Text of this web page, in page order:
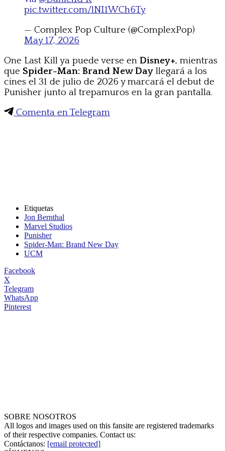
pic.twitter.com/lNI1WCh6Ty
— Complex Pop Culture (@ComplexPop)
May 17, 2026
One Last Kill ya puede verse en Disney+, mientras
que Spider-Man: Brand New Day llegará a los
cines el 31 de julio de 2026 y marcará el debut de
Punisher junto al trepamuros en la gran pantalla.
Comenta en Telegram
Etiquetas
Jon Bernthal
Marvel Studios
Punisher
Spider-Man: Brand New Day
UCM
Facebook
X
Telegram
WhatsApp
Pinterest
SOBRE NOSOTROS
All logos and images used on this fansite are registered trademarks
of their respective companies. Contact us:
Contáctanos: [email protected]